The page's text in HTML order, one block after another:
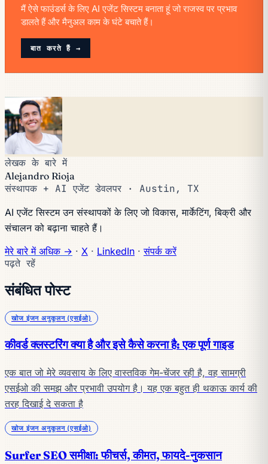
मैं ऐसे फाउंडर्स के लिए AI एजेंट सिस्टम बनाता हूं जो राजस्व पर प्रभाव
डालते हैं और मैनुअल काम के घंटे बचाते हैं।
बात करते हैं →
लेखक के बारे में
Alejandro Rioja
संस्थापक + AI एजेंट डेवलपर · Austin, TX
AI एजेंट सिस्टम उन संस्थापकों के लिए जो विकास, मार्केटिंग, बिक्री और
संचालन को बढ़ाना चाहते हैं।
मेरे बारे में अधिक → · X · LinkedIn · संपर्क करें
पढ़ते रहें
संबंधित पोस्ट
खोज इंजन अनुकूलन (एसईओ)
कीवर्ड क्लस्टरिंग क्या है और इसे कैसे करना है: एक पूर्ण गाइड
एक बात जो मेरे व्यवसाय के लिए वास्तविक गेम-चेंजर रही है, वह सामग्री
एसईओ की समझ और प्रभावी उपयोग है। यह एक बहुत ही थकाऊ कार्य की
तरह दिखाई दे सकता है
खोज इंजन अनुकूलन (एसईओ)
Surfer SEO समीक्षा: फीचर्स, कीमत, फायदे-नुकसान